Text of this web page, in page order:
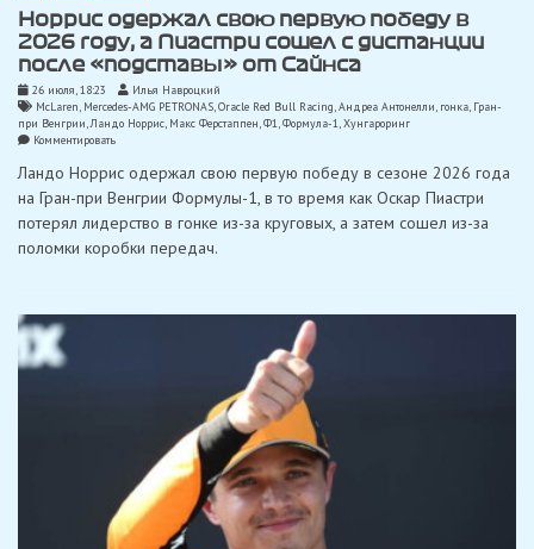
Норрис одержал свою первую победу в
2026 году, а Пиастри сошел с дистанции
после «подставы» от Сайнса
26 июля, 18:23
Илья Навроцкий
McLaren, Mercedes-AMG PETRONAS,Oracle Red Bull Racing,Андреа Антонелли, гонка, Гран-
при Венгрии,Ландо Норрис, Макс Ферстаппен,Ф1,Формула-1,Хунгароринг
Комментироватьon
одержал
первую
победу
2026
Ландо Норрис одержал свою первую победу в сезоне 2026 года
на Гран-при Венгрии Формулы-1, в то время как Оскар Пиастри
потерял лидерство в гонке из-за круговых, а затем сошел из-за
поломки коробки передач.